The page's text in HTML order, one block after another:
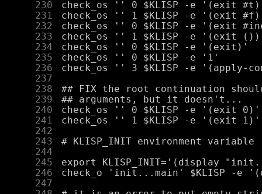
    230
    231
    232
    233
    234
    235
    236
    237
    238
    239
    240
    241
    242
    243
    244
    245
    246
    247